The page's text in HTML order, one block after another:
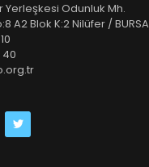
Odunluk Mh.
A2 Blok K:2 Nilüfer / BURSA